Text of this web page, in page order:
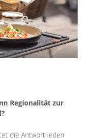
Regionalität zur
die Antwort jeden